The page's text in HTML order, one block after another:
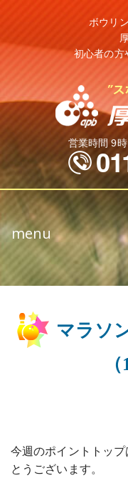
ボウリ
初心者の方
営業時間 9
menu
マラソ
今週のポイントトッ
とうございます。